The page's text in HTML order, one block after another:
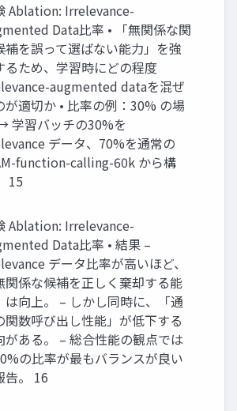
Ablation: Irrelevance-
Data比率 • 「無関係な関
補を誤って選ばない能力」を強
るため、学習時にどの程度
augmented dataを混ぜ
が適切か • 比率の例：30% の場
学習バッチの30%を
データ、70%を通常の
function-calling-60k から構
15
Ablation: Irrelevance-
Data比率 • 結果 –
データ比率が高いほど、
関係な候補を正しく棄却する能
は向上。 – しかし同時に、「通
関数呼び出し性能」が低下する
がある。 – 総合性能の観点では
の比率が最もバランスが良い
告。 16